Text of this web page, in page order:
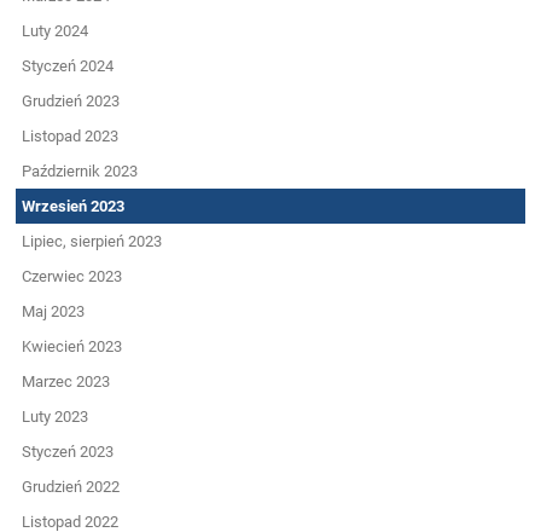
Luty 2024
Styczeń 2024
Grudzień 2023
Listopad 2023
Październik 2023
Wrzesień 2023
Lipiec, sierpień 2023
Czerwiec 2023
Maj 2023
Kwiecień 2023
Marzec 2023
Luty 2023
Styczeń 2023
Grudzień 2022
Listopad 2022